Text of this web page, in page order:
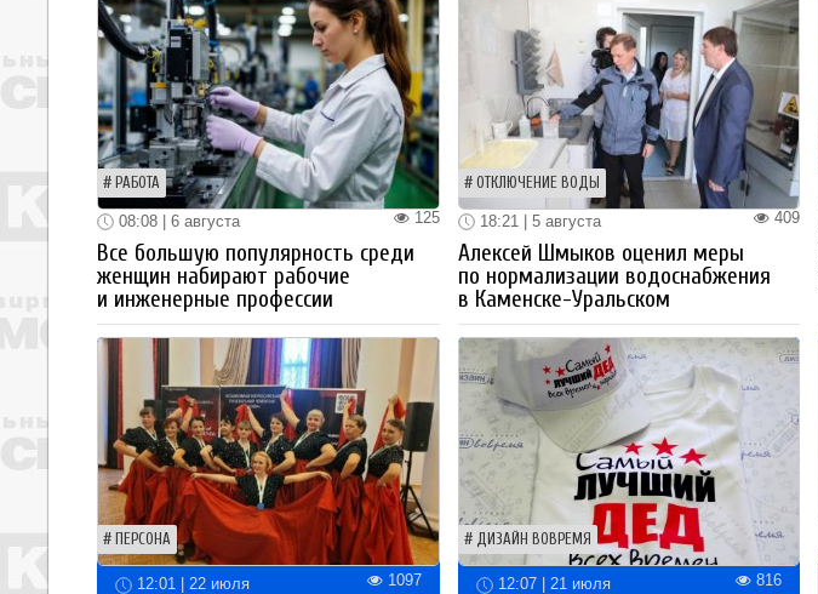
РАБОТА
125
08:08 | 6 августа
Все большую популярность среди
женщин набирают рабочие
и инженерные профессии
ОТКЛЮЧЕНИЕ ВОДЫ
409
18:21 | 5 августа
Алексей Шмыков оценил меры
по нормализации водоснабжения
в Каменске-Уральском
ПЕРСОНА
12:01 | 22 июля 1097
ДИЗАЙН ВОВРЕМЯ
12:07 | 21 июля 816